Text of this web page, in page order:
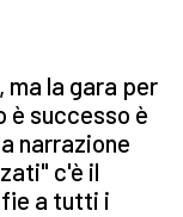
la gara per
è successo è
narrazione
c'è il
a tutti i